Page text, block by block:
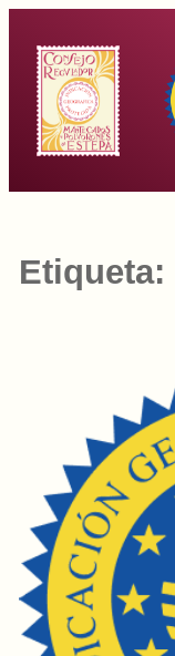
contenido
Etiqueta: